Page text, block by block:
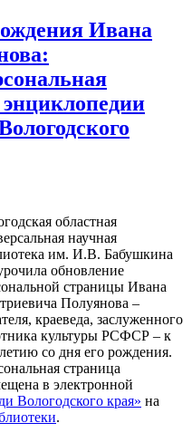
Ивана
областная
научная
им. И.В. Бабушкина
обновление
страницы Ивана
Полуянова –
краеведа, заслуженного
культуры РСФСР – к
со дня его рождения.
страница
в электронной
Вологодского края» на
.